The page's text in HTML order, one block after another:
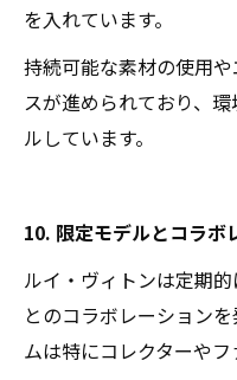
を入れています。
持続可能な素材の使用
スが進められており、
ルしています。
10. 限定モデルとコラボ
ルイ・ヴィトンは定期
とのコラボレーション
ムは特にコレクターやフ